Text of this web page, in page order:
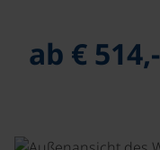
ab € 514,-